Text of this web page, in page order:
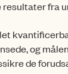
fra
og
de